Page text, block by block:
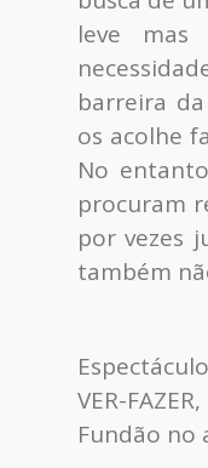
leve mas
barreira
os acolhe
No
procuram
por vezes
também
VER-
Fundão no